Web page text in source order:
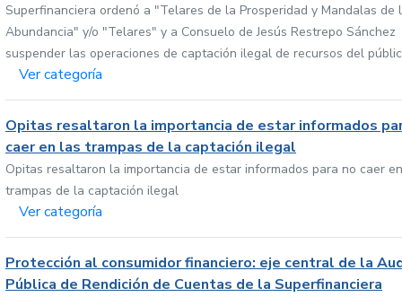
Superfinanciera ordenó a "Telares de la Prosperidad y Mandalas de
Abundancia" y/o "Telares" y a Consuelo de Jesús Restrepo Sánchez
suspender las operaciones de captación ilegal de recursos del
Ver categoría
Opitas resaltaron la importancia de estar informados
caer en las trampas de la captación ilegal
Opitas resaltaron la importancia de estar informados para no caer
trampas de la captación ilegal
Ver categoría
Protección al consumidor financiero: eje central de la
Pública de Rendición de Cuentas de la Superfinanciera